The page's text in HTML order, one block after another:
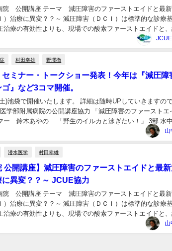
院 公開講座 テーマ 減圧障害のファーストエイドと最
治療に異変？？～ 減圧障害（ＤＣＩ）は標準的な診療
治療の有効性よりも、現場での酸素ファーストエイドと
法として有効性が認識...
村田幸雄 野澤徹
セミナー・トークショー発表！今年は『減圧障
』など3コマ開催。
)池袋で開催いたします。 詳細は随時UPしていきますの
学部附属病院の公開講座協力 「減圧障害のファーストエ
ー 鈴木あやの 「野生のイルカと泳ぎたい！」 3部 水
か...
山
潜水医学 村田幸雄
公開講座】減圧障害のファーストエイドと最
異変？？～ JCUE協力
院 公開講座 テーマ 減圧障害のファーストエイドと最
治療に異変？？～ 減圧障害（ＤＣＩ）は標準的な診療
治療の有効性よりも、現場での酸素ファーストエイドと
法として有効性が認識...
山